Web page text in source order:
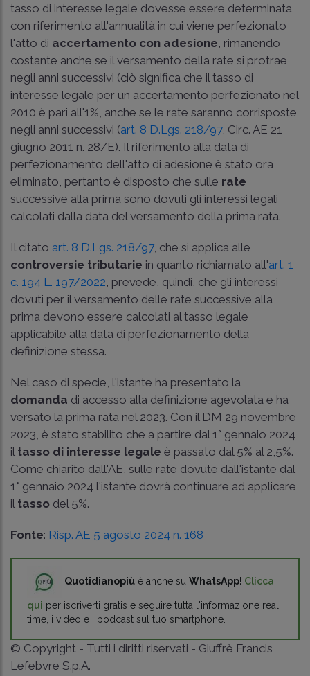
tasso di interesse legale dovesse essere determinata
con riferimento all'annualità in cui viene perfezionato
l'atto di accertamento con adesione , rimanendo
costante anche se il versamento della rate si protrae
negli anni successivi (ciò significa che il tasso di
interesse legale per un accertamento perfezionato nel
2010 è pari all'1%, anche se le rate saranno corrisposte
negli anni successivi (art. 8 D.Lgs. 218/97, Circ. AE 21
giugno 2011 n. 28/E). Il riferimento alla data di
perfezionamento dell'atto di adesione è stato ora
eliminato, pertanto è disposto che sulle rate
successive alla prima sono dovuti gli interessi legali
calcolati dalla data del versamento della prima rata.
Il citato art. 8 D.Lgs. 218/97, che si applica alle
controversie tributarie in quanto richiamato all'art. 1
c. 194 L. 197/2022 , prevede, quindi, che gli interessi
dovuti per il versamento delle rate successive alla
prima devono essere calcolati al tasso legale
applicabile alla data di perfezionamento della
definizione stessa.
Nel caso di specie, l'istante ha presentato la
domanda di accesso alla definizione agevolata e ha
versato la prima rata nel 2023. Con il DM 29 novembre
2023 , è stato stabilito che a partire dal 1° gennaio 2024
il tasso di interesse legale è passato dal 5% al 2,5%.
Come chiarito dall'AE, sulle rate dovute dall'istante dal
1° gennaio 2024 l'istante dovrà continuare ad applicare
il tasso del 5%.
Fonte: Risp. AE 5 agosto 2024 n. 168
Quotidianopiù è anche su WhatsApp! Clicca
qui per iscriverti gratis e seguire tutta l'informazione real
time, i video e i podcast sul tuo smartphone.
© Copyright - Tutti i diritti riservati - Giuffrè Francis
Lefebvre S.p.A.